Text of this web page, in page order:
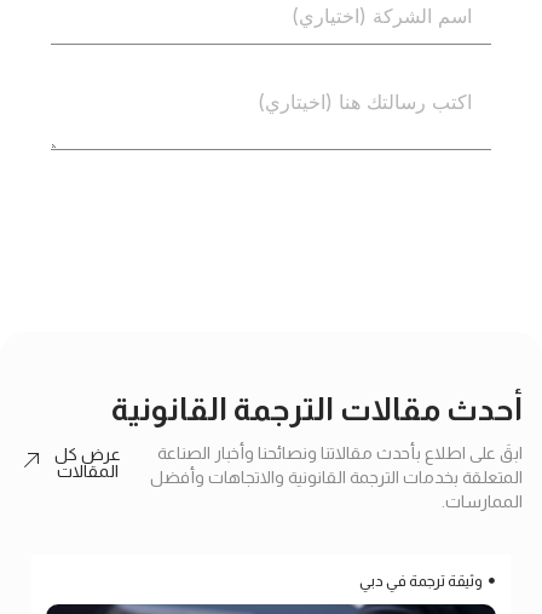
أحدث مقالات الترجمة القانونية
ابقَ على اطلاع بأحدث مقالاتنا ونصائحنا وأخبار الصناعة
المتعلقة بخدمات الترجمة القانونية والاتجاهات وأفضل
الممارسات.
عرض كل
المقالات
وثيقة ترجمة في دبي